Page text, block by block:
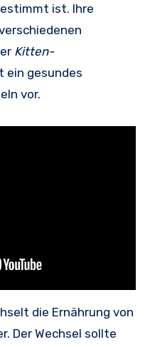
ist. Ihre
Kitten-
gesundes
vor.
die Ernährung von
Der Wechsel sollte